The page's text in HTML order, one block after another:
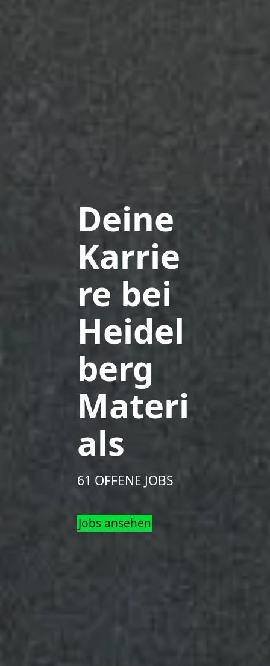
Deine
Karrie
re bei
Heidel
berg
Materi
als
61 OFFENE JOBS
Jobs ansehen